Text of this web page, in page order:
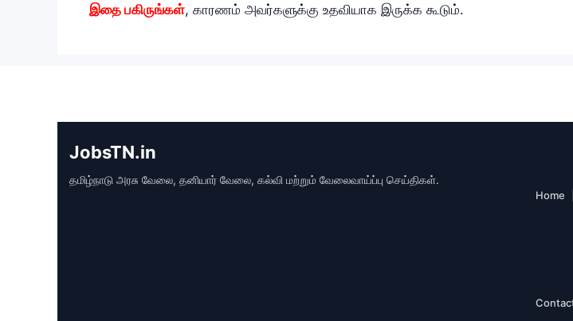
இதை பகிருங்கள், காரணம் அவர்களுக்கு உதவியாக இருக்க கூடும்.
JobsTN.in
தமிழ்நாடு அரசு வேலை, தனியார் வேலை, கல்வி மற்றும் வேலைவாய்ப்பு செய்திகள்.
Home